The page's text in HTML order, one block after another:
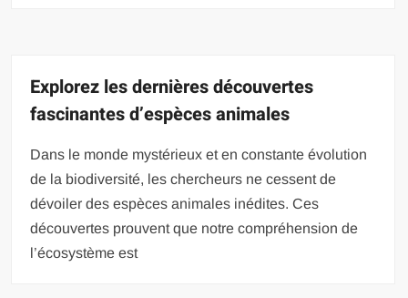
Explorez les dernières découvertes
fascinantes d’espèces animales
Dans le monde mystérieux et en constante évolution
de la biodiversité, les chercheurs ne cessent de
dévoiler des espèces animales inédites. Ces
découvertes prouvent que notre compréhension de
l’écosystème est